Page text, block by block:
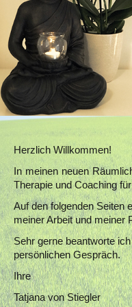
Herzlich Willkommen!
In meinen neuen
Therapie und Coaching
Auf den folgenden Seiten
meiner Arbeit und meiner
Sehr gerne beantworte
persönlichen Gespräch.
Ihre
Tatjana von Stiegler